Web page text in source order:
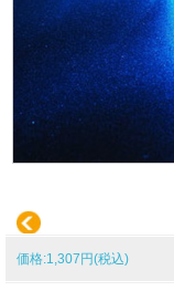
価格:1,307円(税込)